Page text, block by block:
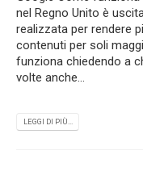
nel Regno Unito è
realizzata per rendere
contenuti per soli
funziona chiedendo a
volte anche...
LEGGI DI PIÙ...